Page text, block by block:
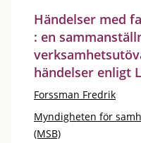
Händelser med
: en
händelser enligt
Forssman Fredrik
Myndigheten för
(MSB)